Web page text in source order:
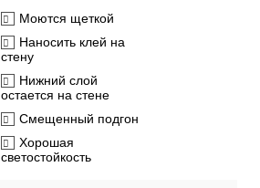
Моются щеткой
Наносить клей на
стену
Нижний слой
остается на стене
Смещенный подгон
Хорошая
светостойкость